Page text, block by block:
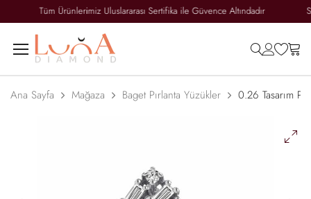
Tüm Ürünlerimiz Uluslararası Sertifika ile Güvence Altındadır
search
Ana Sayfa Mağaza Baget Pırlanta Yüzükler 0.26 Tasarım